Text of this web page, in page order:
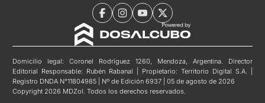
Domicilio legal: Coronel Rodríguez 1260, Mendoza, Argentina. Director
Editorial Responsable: Rubén Rabanal | Propietario: Territorio Digital S.A. |
Registro DNDA N°11804985 | Nº de Edición 6937 | 05 de agosto de 2026
Copyright 2026 MDZol. Todos los derechos reservados.